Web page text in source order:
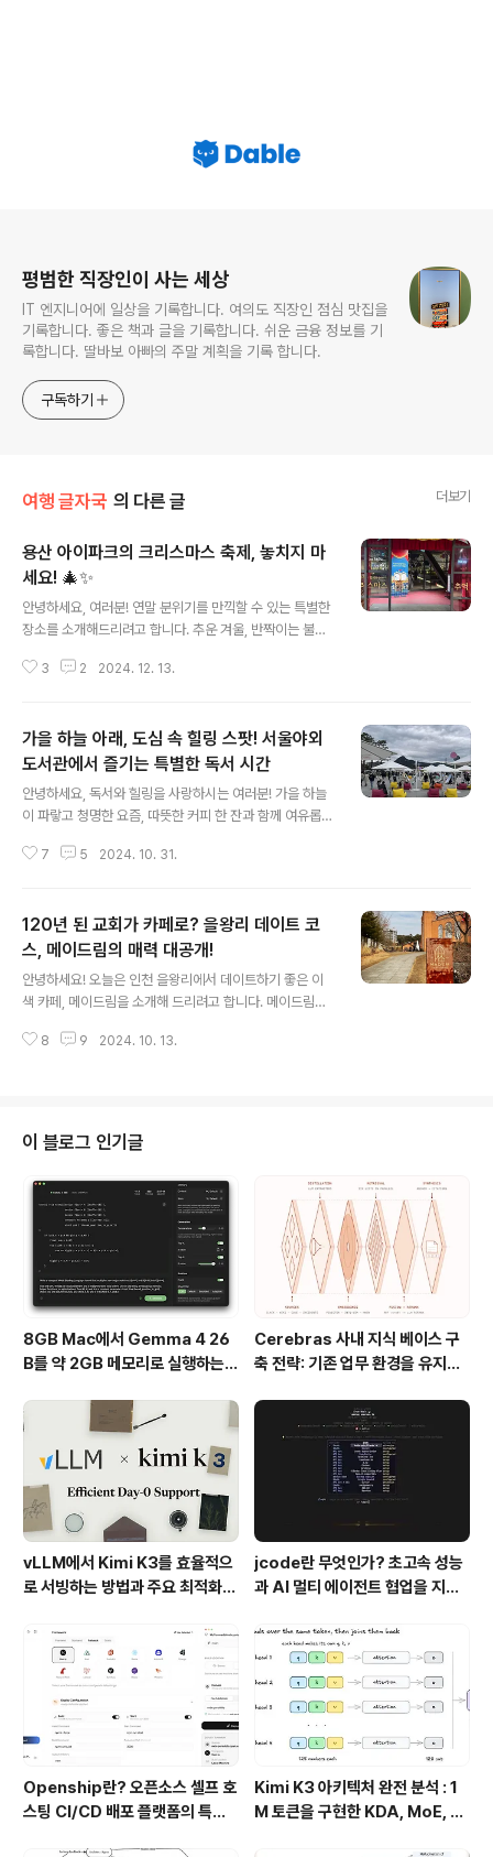
평범한 직장인이 사는 세상
IT 엔지니어에 일상을 기록합니다. 여의도 직장인 점심 맛집을
기록합니다. 좋은 책과 글을 기록합니다. 쉬운 금융 정보를 기
록합니다. 딸바보 아빠의 주말 계획을 기록 합니다.
구독하기
여행 글자국 의 다른 글 더보기
용산 아이파크의 크리스마스 축제, 놓치지 마
세요! 🎄✨
안녕하세요, 여러분! 연말 분위기를 만끽할 수 있는 특별한
장소를 소개해드리려고 합니다. 추운 겨울, 반짝이는 불빛
들과 따뜻한 시간을 보내고 싶다면, 용산 아이파크의 크리
행 중인 크리스마스 축제의 매력을 하나씩 알아볼까요?🎄
트윙클리 더 테라스: 환상적인 크리스마스 분위기용산 아
이파크의 **4층 더 테라스(Twinkly The Terrace)**
는 크리스마스를 테마로 한 아름다운 공간으로 꾸며졌습니
다.장소의 특징: 반짝이는 전구들과 대형 트리, 귀여운 토끼
와 선물 트리 컨셉의 장식들이 곳곳에 있어 어디에서 사진
3 2 2024. 12. 13.
가을 하늘 아래, 도심 속 힐링 스팟! 서울야외
도서관에서 즐기는 특별한 독서 시간
안녕하세요, 독서와 힐링을 사랑하시는 여러분! 가을 하늘
이 파랗고 청명한 요즘, 따뜻한 커피 한 잔과 함께 여유롭게
차분해지는 이 계절, 서울 도심 속에서도 자연과 독서를 동
영되는 서울야외도서관은 특히 광화문 책마당에서 많은 사
랑을 받고 있습니다. 한적한 도심 속에서 책도 읽고, 하늘을
보며 누워 쉴 수 있는 멋진 공간, 함께 살펴볼까요?1. 광화
문에서 펼쳐지는 도심 속 책마당서울야외도서관의 가장 매
력적인 공간은 바로 광화문 책마당입니다. 고층 건물들이
늘어선 광화문 한복판에 자리 잡은 책마당에서는 도심 속
7 5 2024. 10. 31.
120년 된 교회가 카페로? 을왕리 데이트 코
스, 메이드림의 매력 대공개!
안녕하세요! 오늘은 인천 을왕리에서 데이트하기 좋은 이
색 카페, 메이드림을 소개해 드리려고 합니다. 메이드림은
회를 개조한 공간이라 이색적인 분위기를 느낄 수 있습니
은 단순한 카페가 아닙니다. 120년 된 교회를 개조하여 만
들어진 카페로, 층마다 서로 다른 분위기의 공간을 제공합
니다. 나무 조형물과 푸른 숲속에 있는 듯한 공간은 자연과
의 조화를 느끼게 해주고, 지하 공간에서는 물 흐르는 소리
가 들려 마치 깊은 동굴에 들어온 듯한 신비로운 느낌을 줍
니다. 한 번 들어가면 시간이 어떻..
8 9 2024. 10. 13.
이 블로그 인기글
8GB Mac에서 Gemma 4 26
B를 약 2GB 메모리로 실행하는 T
Cerebras 사내 지식 베이스 구
축 전략: 기존 업무 환경을 유지하
vLLM에서 Kimi K3를 효율적으
로 서빙하는 방법과 주요 최적화
jcode란 무엇인가? 초고속 성능
과 AI 멀티 에이전트 협업을 지원
Openship란? 오픈소스 셀프 호
스팅 CI/CD 배포 플랫폼의 특징
Kimi K3 아키텍처 완전 분석 : 1
M 토큰을 구현한 KDA, MoE, Fl